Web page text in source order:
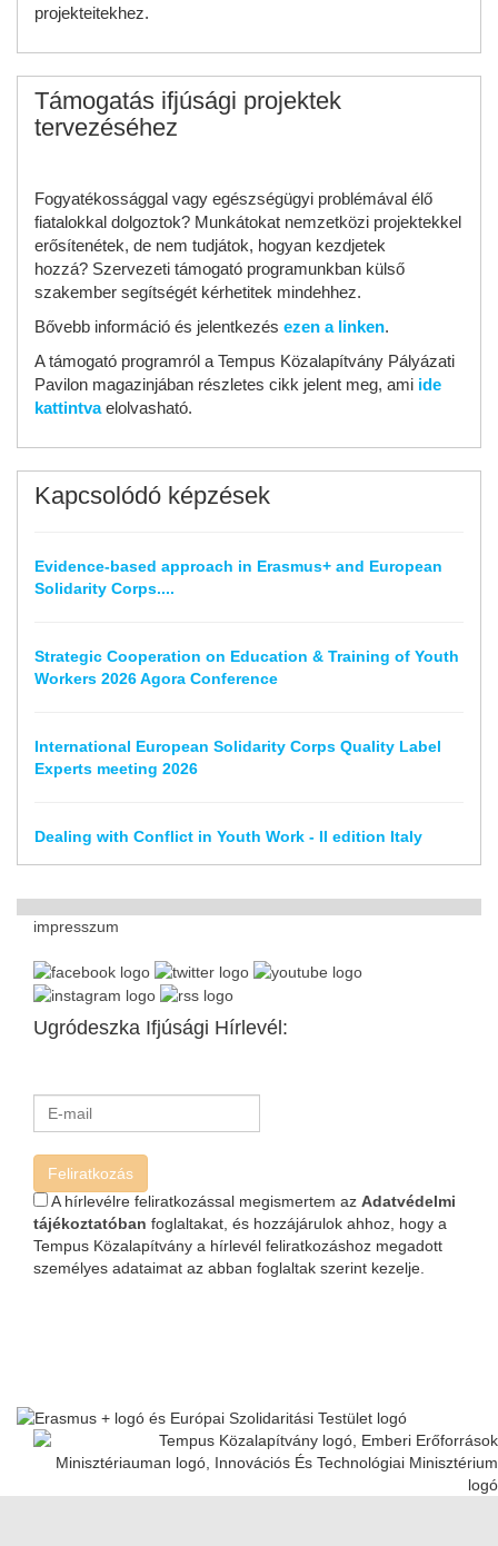
projekteitekhez.
Támogatás ifjúsági projektek
tervezéséhez
Fogyatékossággal vagy egészségügyi problémával élő
fiatalokkal dolgoztok? Munkátokat nemzetközi projektekkel
erősítenétek, de nem tudjátok, hogyan kezdjetek
hozzá? Szervezeti támogató programunkban külső
szakember segítségét kérhetitek mindehhez.
Bővebb információ és jelentkezés ezen a linken.
A támogató programról a Tempus Közalapítvány Pályázati
Pavilon magazinjában részletes cikk jelent meg, ami ide
kattintvaelolvasható.
Kapcsolódó képzések
Evidence-based approach in Erasmus+ and European
Solidarity Corps....
Strategic Cooperation on Education & Training of Youth
Workers 2026 Agora Conference
International European Solidarity Corps Quality Label
Experts meeting 2026
Dealing with Conflict in Youth Work - II edition Italy
impresszum
Ugródeszka Ifjúsági Hírlevél:
Feliratkozás
A hírlevélre feliratkozással megismertem az Adatvédelmi
tájékoztatóban foglaltakat, és hozzájárulok ahhoz, hogy a
Tempus Közalapítvány a hírlevél feliratkozáshoz megadott
személyes adataimat az abban foglaltak szerint kezelje.